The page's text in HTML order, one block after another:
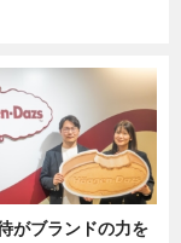
がブランドの力を